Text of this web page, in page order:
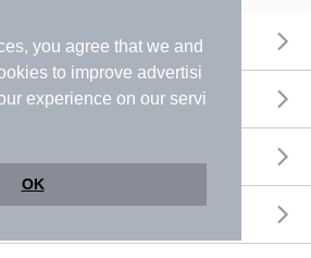
you agree that we and
to improve advertisi
experience on our servi
OK